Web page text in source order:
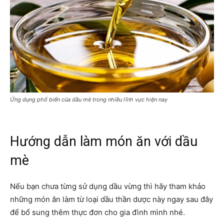
Ứng dụng phổ biến của dầu mè trong nhiều lĩnh vực hiện nay
Hướng dẫn làm món ăn với dầu
mè
Nếu bạn chưa từng sử dụng dầu vừng thì hãy tham khảo
những món ăn làm từ loại dầu thần dược này ngay sau đây
để bổ sung thêm thực đơn cho gia đình mình nhé.